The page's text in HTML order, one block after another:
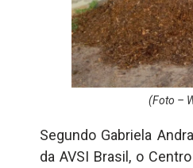
(Foto –
Segundo Gabriela
da AVSI Brasil, o